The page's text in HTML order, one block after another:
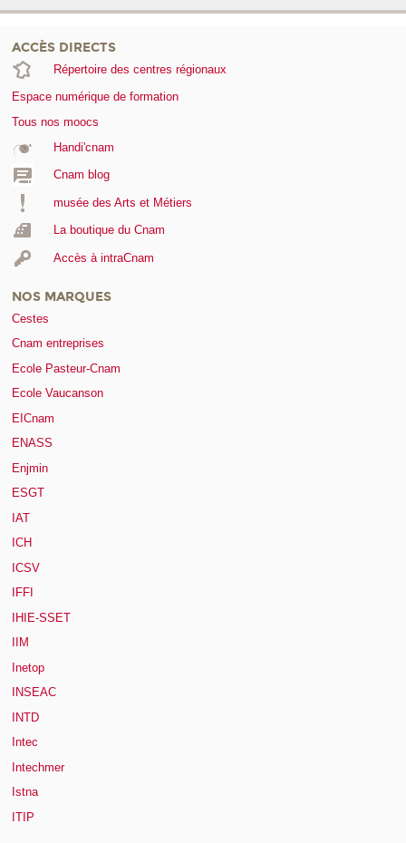
ACCÈS DIRECTS
Répertoire des centres régionaux
Espace numérique de formation
Tous nos moocs
Handi'cnam
Cnam blog
musée des Arts et Métiers
La boutique du Cnam
Accès à intraCnam
NOS MARQUES
Cestes
Cnam entreprises
Ecole Pasteur-Cnam
Ecole Vaucanson
EICnam
ENASS
Enjmin
ESGT
IAT
ICH
ICSV
IFFI
IHIE-SSET
IIM
Inetop
INSEAC
INTD
Intec
Intechmer
Istna
ITIP